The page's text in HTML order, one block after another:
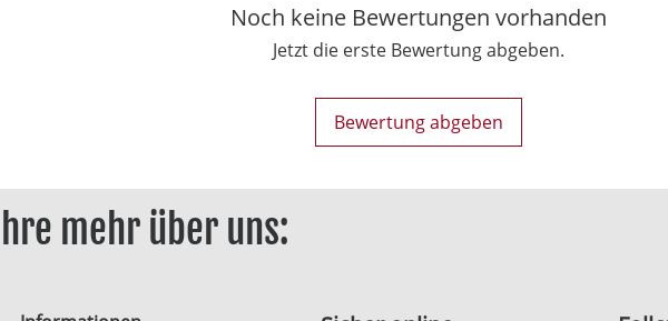
Noch keine Bewertungen vorhanden
Jetzt die erste Bewertung abgeben.
Bewertung abgeben
mehr über uns: